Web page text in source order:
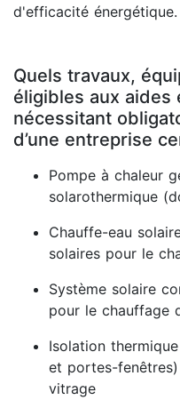
d'efficacité énergétique.
Quels travaux,
éligibles aux aides
nécessitant
d’une entreprise
Pompe à chaleur
solarothermique
Chauffe-eau
solaires pour le
Système solaire
pour le chauffage
Isolation
et portes-
vitrage